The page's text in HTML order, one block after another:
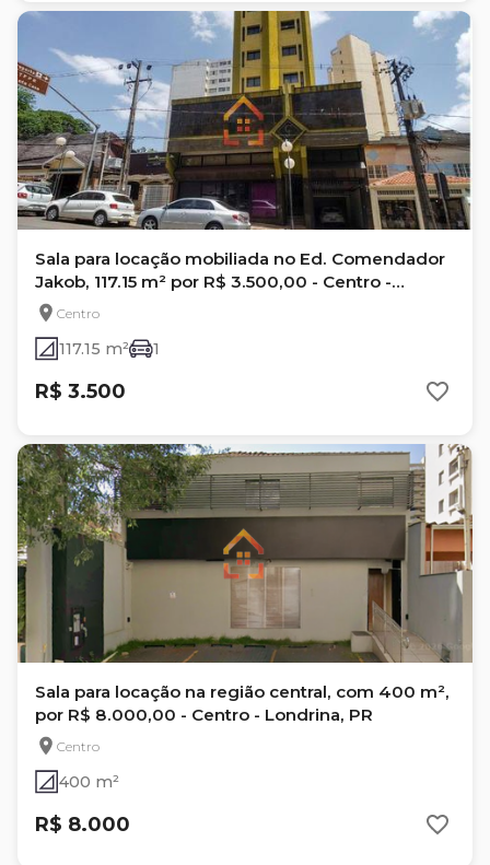
Sala para locação mobiliada no Ed. Comendador
Jakob, 117.15 m² por R$ 3.500,00 - Centro -
Londrina/PR
Centro
117.15 m² 1
R$ 3.500
Sala para locação na região central, com 400 m²,
por R$ 8.000,00 - Centro - Londrina, PR
Centro
400 m²
R$ 8.000